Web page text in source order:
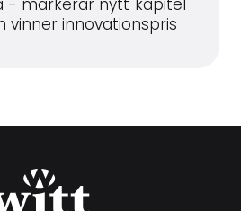
- markerar nytt kapitel
vinner innovationspris